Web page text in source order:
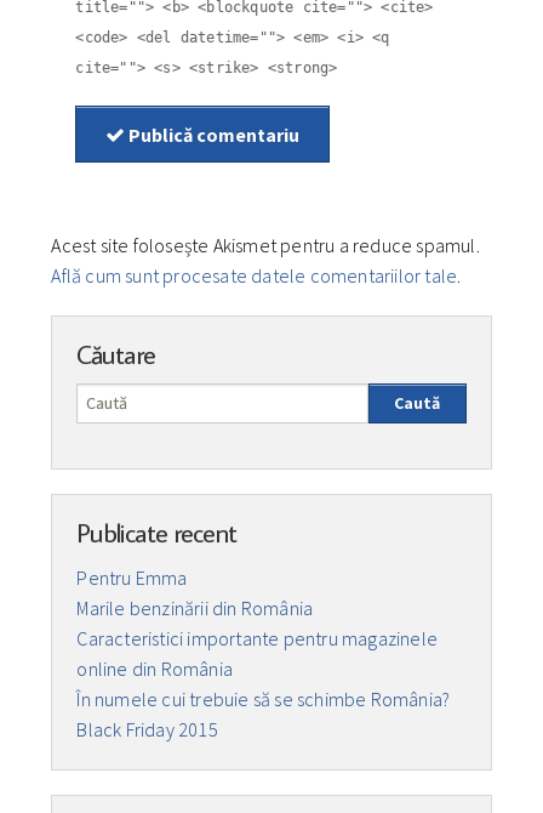
title=""> <b> <blockquote cite=""> <cite>
<code> <del datetime=""> <em> <i> <q
cite=""> <s> <strike> <strong>
Publică comentariu
Acest site folosește Akismet pentru a reduce spamul.
Află cum sunt procesate datele comentariilor tale.
Căutare
Caută
Publicate recent
Pentru Emma
Marile benzinării din România
Caracteristici importante pentru magazinele
online din România
În numele cui trebuie să se schimbe România?
Black Friday 2015